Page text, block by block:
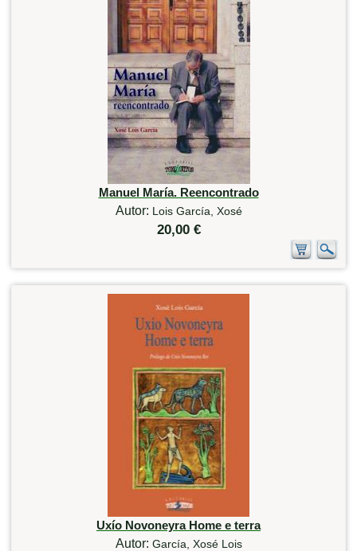
Manuel María. Reencontrado
Autor: Lois García, Xosé
20,00 €
Uxío Novoneyra Home e terra
Autor: García, Xosé Lois